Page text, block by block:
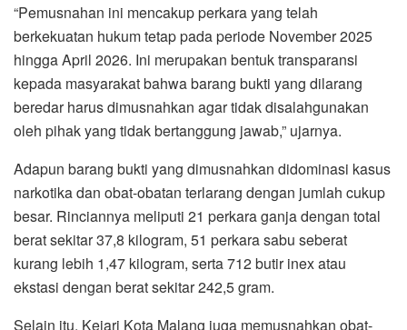
“Pemusnahan ini mencakup perkara yang telah
berkekuatan hukum tetap pada periode November 2025
hingga April 2026. Ini merupakan bentuk transparansi
kepada masyarakat bahwa barang bukti yang dilarang
beredar harus dimusnahkan agar tidak disalahgunakan
oleh pihak yang tidak bertanggung jawab,” ujarnya.
Adapun barang bukti yang dimusnahkan didominasi kasus
narkotika dan obat-obatan terlarang dengan jumlah cukup
besar. Rinciannya meliputi 21 perkara ganja dengan total
berat sekitar 37,8 kilogram, 51 perkara sabu seberat
kurang lebih 1,47 kilogram, serta 712 butir inex atau
ekstasi dengan berat sekitar 242,5 gram.
Selain itu, Kejari Kota Malang juga memusnahkan obat-